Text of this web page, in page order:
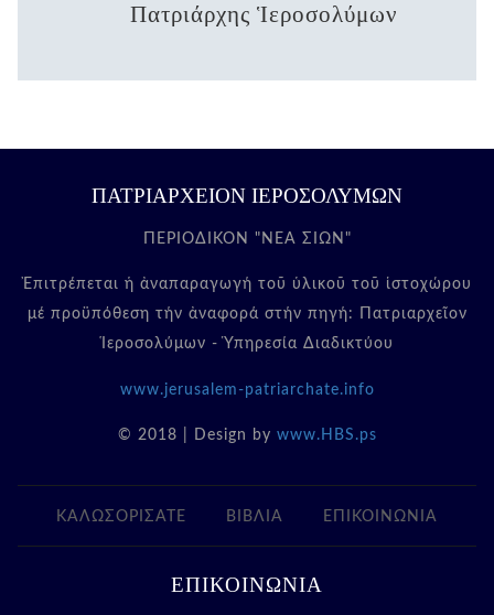
Πατριάρχης Ἱεροσολύμων
ΠΑΤΡΙΑΡΧΕΙΟΝ ΙΕΡΟΣΟΛΥΜΩΝ
ΠΕΡΙΟΔΙΚΟΝ "ΝΕΑ ΣΙΩΝ"
Ἐπιτρέπεται ἡ ἀναπαραγωγή τοῦ ὑλικοῦ τοῦ ἱστοχώρου
μέ προϋπόθεση τήν ἀναφορά στήν πηγή: Πατριαρχεῖον
Ἱεροσολύμων - Ὑπηρεσία Διαδικτύου
www.jerusalem-patriarchate.info
© 2018 | Design by www.HBS.ps
ΚΑΛΩΣΟΡΙΣΑΤΕ ΒΙΒΛΙΑ ΕΠΙΚΟΙΝΩΝΙΑ
ΕΠΙΚΟΙΝΩΝΙΑ